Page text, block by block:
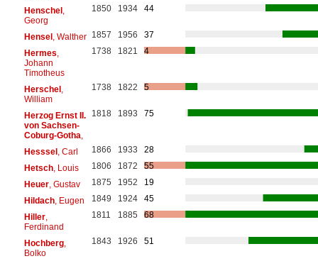
Henschel,
Georg
1850 1934 44
Hensel, Walther 1857 1956
37
Hermes
Johann
Timotheus
1738 1821 4
Herschel,
William
1738 1822 5
Herzog Ernst II.
von Sachsen-
Coburg-Gotha
1818 1893 75
Hesssel, Carl 1866 1933
28
Hetsch, Louis 1806 1872
55
Heuer, Gustav 1875 1952
19
Hildach, Eugen 1849 1924
45
Hiller,
Ferdinand
1811 1885 68
Hochberg,
Bolko
1843 1926 51